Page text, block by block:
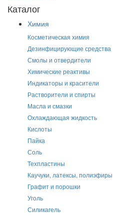
Каталог
Химия
Косметическая химия
Дезинфицирующие средства
Смолы и отвердители
Химические реактивы
Индикаторы и красители
Растворители и спирты
Масла и смазки
Охлаждающая жидкость
Кислоты
Пайка
Соль
Техпластины
Каучуки, латексы, полиэфиры
Графит и порошки
Уголь
Силикагель